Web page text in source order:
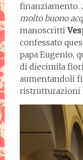
finanziamento.
molto buono
manoscritti
confessato
papa Eugenio,
di diecimila
aumentandoli
ristrutturazioni